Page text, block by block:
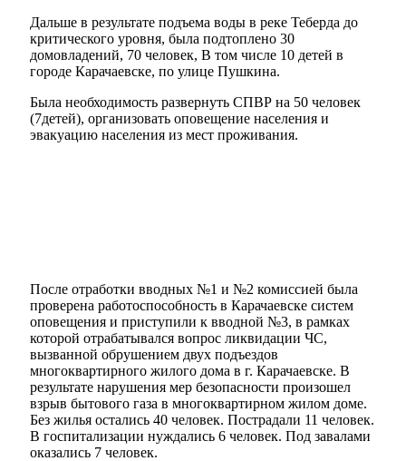
Дальше в результате подъема воды в реке Теберда до
критического уровня, была подтоплено 30
домовладений, 70 человек, В том числе 10 детей в
городе Карачаевске, по улице Пушкина.
Была необходимость развернуть СПВР на 50 человек
(7детей), организовать оповещение населения и
эвакуацию населения из мест проживания.
После отработки вводных №1 и №2 комиссией была
проверена работоспособность в Карачаевске систем
оповещения и приступили к вводной №3, в рамках
которой отрабатывался вопрос ликвидации ЧС,
вызванной обрушением двух подъездов
многоквартирного жилого дома в г. Карачаевске. В
результате нарушения мер безопасности произошел
взрыв бытового газа в многоквартирном жилом доме.
Без жилья остались 40 человек. Пострадали 11 человек.
В госпитализации нуждались 6 человек. Под завалами
оказались 7 человек.